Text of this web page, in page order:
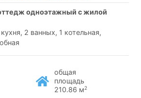
2 ванных, 1 котельная,
общая
площадь
210.86 м2